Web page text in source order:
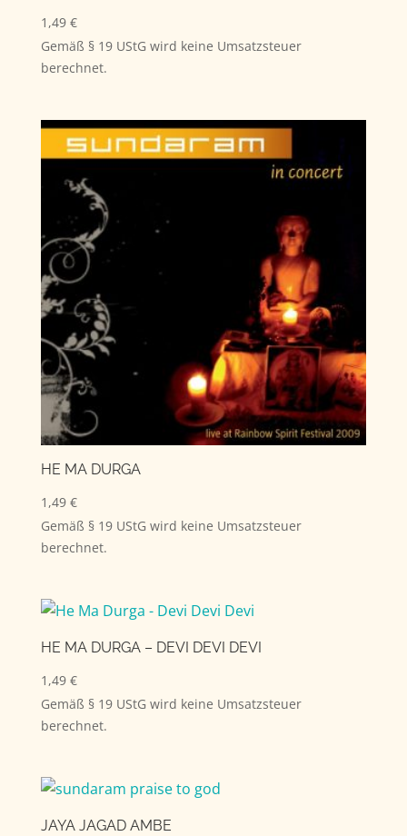
1,49 €
Gemäß § 19 UStG wird keine Umsatzsteuer
berechnet.
HE MA DURGA
1,49 €
Gemäß § 19 UStG wird keine Umsatzsteuer
berechnet.
HE MA DURGA – DEVI DEVI DEVI
1,49 €
Gemäß § 19 UStG wird keine Umsatzsteuer
berechnet.
JAYA JAGAD AMBE